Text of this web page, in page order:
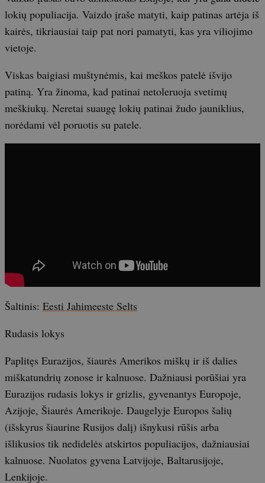
lokių populiacija. Vaizdo įraše matyti, kaip patinas artėja iš
kairės, tikriausiai taip pat nori pamatyti, kas yra viliojimo
vietoje.
Viskas baigiasi muštynėmis, kai meškos patelė išvijo
patiną. Yra žinoma, kad patinai netoleruoja svetimų
meškiukų. Neretai suaugę lokių patinai žudo jauniklius,
norėdami vėl poruotis su patele.
Šaltinis: Eesti Jahimeeste Selts
Rudasis lokys
Paplitęs Eurazijos, šiaurės Amerikos miškų ir iš dalies
miškatundrių zonose ir kalnuose. Dažniausi porūšiai yra
Eurazijos rudasis lokys ir grizlis, gyvenantys Europoje,
Azijoje, Šiaurės Amerikoje. Daugelyje Europos šalių
(išskyrus šiaurine Rusijos dalį) išnykusi rūšis arba
išlikusios tik nedidelės atskirtos populiacijos, dažniausiai
kalnuose. Nuolatos gyvena Latvijoje, Baltarusijoje,
Lenkijoje.